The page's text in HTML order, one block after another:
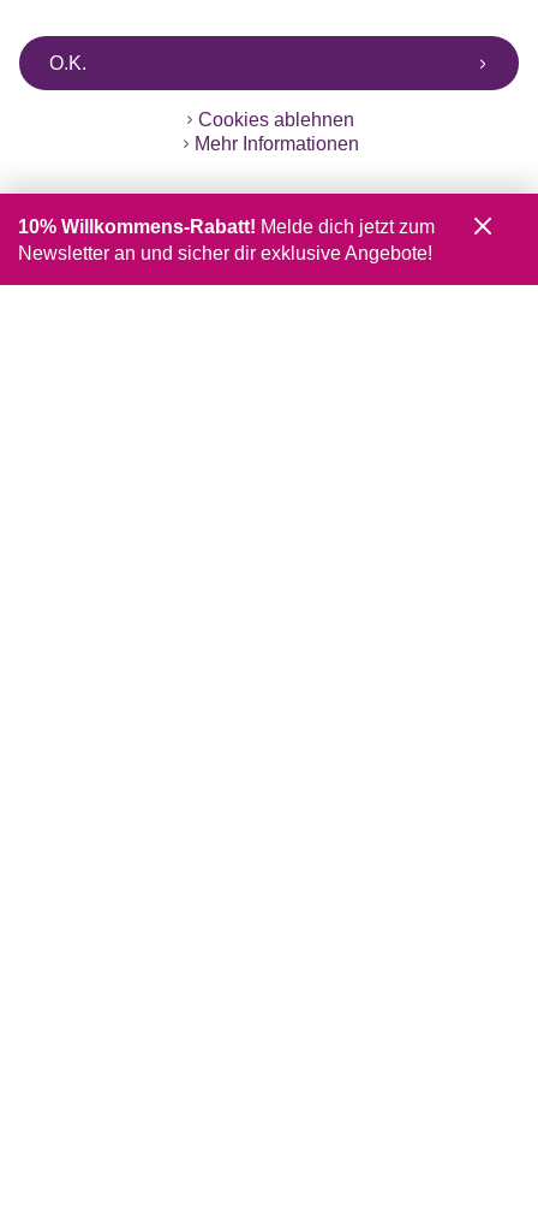
O.K.
Cookies ablehnen
Mehr Informationen
10% Willkommens-Rabatt! Melde dich jetzt zum
Newsletter an und sicher dir exklusive Angebote!